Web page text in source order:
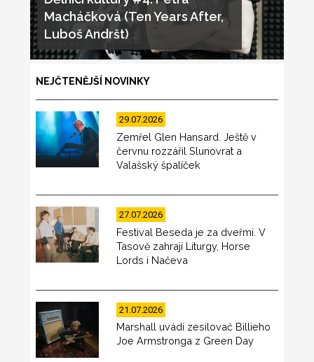
Macháčková (Ten Years After,
Luboš Andršt)
NEJČTENĚJŠÍ NOVINKY
29.07.2026
Zemřel Glen Hansard. Ještě v
červnu rozzářil Slunovrat a
Valašský špalíček
27.07.2026
Festival Beseda je za dveřmi. V
Tasově zahrají Liturgy, Horse
Lords i Načeva
21.07.2026
Marshall uvádí zesilovač Billieho
Joe Armstronga z Green Day